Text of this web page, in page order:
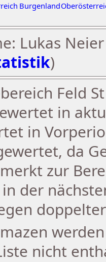
Burgenland
Lukas
)
Feld
in
in
da
zur
der
nicht